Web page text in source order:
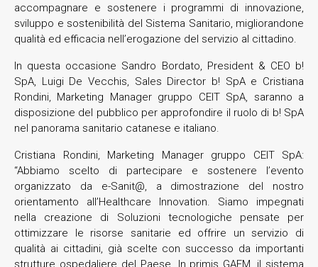
accompagnare e sostenere i programmi di innovazione,
sviluppo e sostenibilità del Sistema Sanitario, migliorandone
qualità ed efficacia nell’erogazione del servizio al cittadino.
In questa occasione Sandro Bordato, President & CEO b!
SpA, Luigi De Vecchis, Sales Director b! SpA e Cristiana
Rondini, Marketing Manager gruppo CEIT SpA, saranno a
disposizione del pubblico per approfondire il ruolo di b! SpA
nel panorama sanitario catanese e italiano.
Cristiana Rondini, Marketing Manager gruppo CEIT SpA:
“Abbiamo scelto di partecipare e sostenere l’evento
organizzato da e-Sanit@, a dimostrazione del nostro
orientamento all’Healthcare Innovation. Siamo impegnati
nella creazione di Soluzioni tecnologiche pensate per
ottimizzare le risorse sanitarie ed offrire un servizio di
qualità ai cittadini, già scelte con successo da importanti
strutture ospedaliere del Paese. In primis GAEM, il sistema